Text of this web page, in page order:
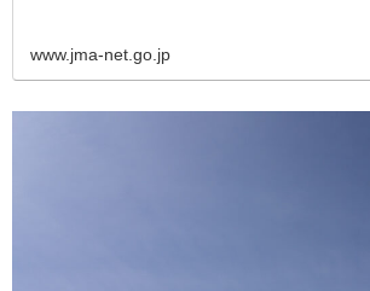
www.jma-net.go.jp